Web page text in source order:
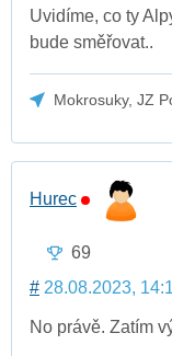
Uvidíme, co ty
bude směřovat..
Mokrosuky, JZ
Hurec
69
# 28.08.2023,
No právě. Zatím